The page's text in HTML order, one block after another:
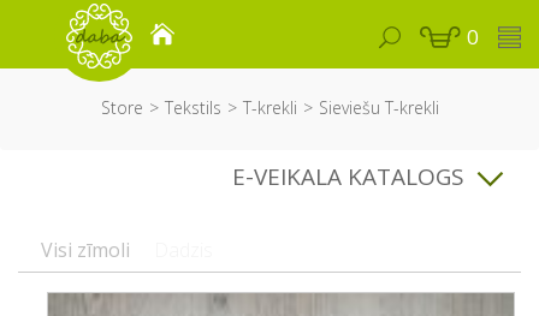
0
Store Tekstils T-krekli Sieviešu T-krekli
E-VEIKALA KATALOGS
Visi zīmoli